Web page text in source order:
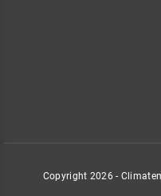
Copyright 2026 -